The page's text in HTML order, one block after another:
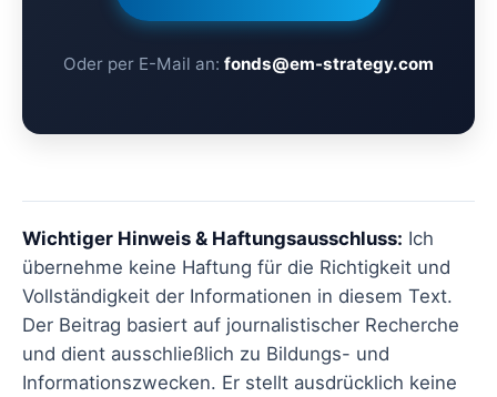
Oder per E-Mail an: fonds@em-strategy.com
Wichtiger Hinweis & Haftungsausschluss: Ich
übernehme keine Haftung für die Richtigkeit und
Vollständigkeit der Informationen in diesem Text.
Der Beitrag basiert auf journalistischer Recherche
und dient ausschließlich zu Bildungs- und
Informationszwecken. Er stellt ausdrücklich keine